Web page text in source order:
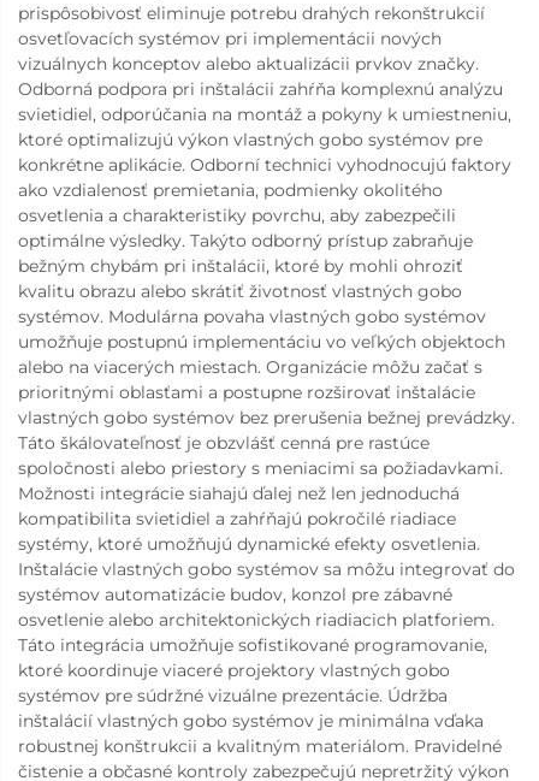
prispôsobivosť eliminuje potrebu drahých rekonštrukcií
osvetľovacích systémov pri implementácii nových
vizuálnych konceptov alebo aktualizácii prvkov značky.
Odborná podpora pri inštalácii zahŕňa komplexnú analýzu
svietidiel, odporúčania na montáž a pokyny k umiestneniu,
ktoré optimalizujú výkon vlastných gobo systémov pre
konkrétne aplikácie. Odborní technici vyhodnocujú faktory
ako vzdialenosť premietania, podmienky okolitého
osvetlenia a charakteristiky povrchu, aby zabezpečili
optimálne výsledky. Takýto odborný prístup zabraňuje
bežným chybám pri inštalácii, ktoré by mohli ohroziť
kvalitu obrazu alebo skrátiť životnosť vlastných gobo
systémov. Modulárna povaha vlastných gobo systémov
umožňuje postupnú implementáciu vo veľkých objektoch
alebo na viacerých miestach. Organizácie môžu začať s
prioritnými oblasťami a postupne rozširovať inštalácie
vlastných gobo systémov bez prerušenia bežnej prevádzky.
Táto škálovateľnosť je obzvlášť cenná pre rastúce
spoločnosti alebo priestory s meniacimi sa požiadavkami.
Možnosti integrácie siahajú ďalej než len jednoduchá
kompatibilita svietidiel a zahŕňajú pokročilé riadiace
systémy, ktoré umožňujú dynamické efekty osvetlenia.
Inštalácie vlastných gobo systémov sa môžu integrovať do
systémov automatizácie budov, konzol pre zábavné
osvetlenie alebo architektonických riadiacich platforiem.
Táto integrácia umožňuje sofistikované programovanie,
ktoré koordinuje viaceré projektory vlastných gobo
systémov pre súdržné vizuálne prezentácie. Údržba
inštalácií vlastných gobo systémov je minimálna vďaka
robustnej konštrukcii a kvalitným materiálom. Pravidelné
čistenie a občasné kontroly zabezpečujú nepretržitý výkon